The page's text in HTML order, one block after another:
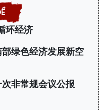
环经济
绿色经济发展新空
非常规会议公报